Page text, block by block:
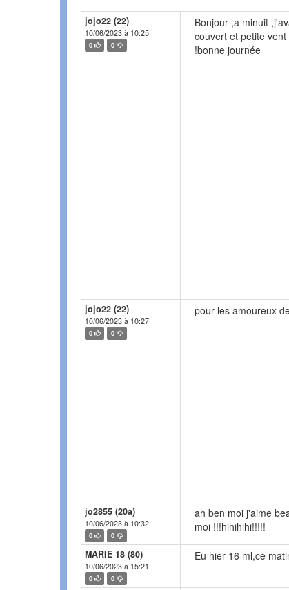
jojo22 (22)
10/06/2023 à 10:25
0 0
Bonjour ,a minuit
couvert et petite
!bonne journée
jojo22 (22)
10/06/2023 à 10:27
0 0
pour les amoureux
jo2855 (20a)
10/06/2023 à 10:32
0 0
ah ben moi j'aime
moi !!!hihihihi!!!!!
MARIE 18 (80)
10/06/2023 à 15:21
0 0
Eu hier 16 ml,ce